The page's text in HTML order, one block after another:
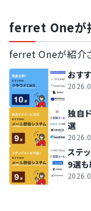
ferret Oneが
ferret Oneが紹介
おす
独自
選
ステ
9選